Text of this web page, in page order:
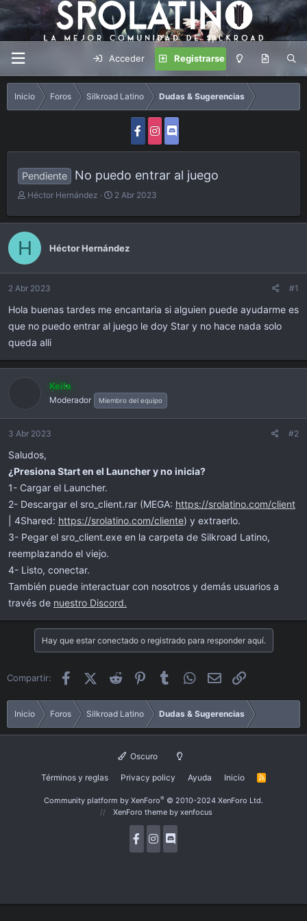
Acceder Registrarse
Inicio Foros Silkroad Latino Dudas & Sugerencias
Pendiente No puedo entrar al juego
A
t
o
r
Héctor Hernández
F
c
a
e
i
c
2 Abr 2023
H Héctor Hernández
2 Abr 2023 #1
Hola buenas tardes me encantaria si alguien puede ayudarme es
que no puedo entrar al juego le doy Star y no hace nada solo
queda alli
Keila
Moderador Miembro del equipo
3 Abr 2023 #2
Saludos,
¿Presiona Start en el Launcher y no inicia?
1- Cargar el Launcher.
2- Descargar el sro_client.rar (MEGA: https://srolatino.com/client
| 4Shared: https://srolatino.com/cliente) y extraerlo.
3- Pegar el sro_client.exe en la carpeta de Silkroad Latino,
reemplazando el viejo.
4- Listo, conectar.
También puede interactuar con nosotros y demás usuarios a
través de nuestro Discord.
Hay que estar conectado o registrado para responder aquí.
Compartir: FacebookX (Twitter)
Reddit PinterestTumblr WhatsApp
Email
Inicio Foros Silkroad Latino Dudas & Sugerencias
Oscuro
Términos y reglas Privacy policy Ayuda Inicio
R
Community platform by XenForo® © 2010-2024 XenForo Ltd.
XenForo theme by xenfocus